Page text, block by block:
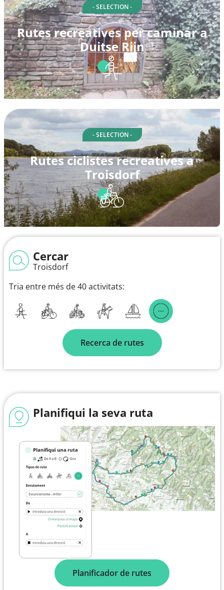
- SELECTION -
Rutes recreatives per caminar a
Duitse Rijn
- SELECTION -
Rutes ciclistes recreatives a
Troisdorf
Cercar
Troisdorf
Tria entre més de 40 activitats:
Recerca de rutes
Planifiqui la seva ruta
Planificador de rutes